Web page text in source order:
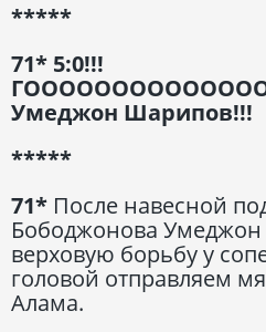
*****
71* 5:0!!!
Умеджон Шарипов!!!
*****
71* После навесной
Бободжонова
верховую борьбу у
головой отправляем
Алама.